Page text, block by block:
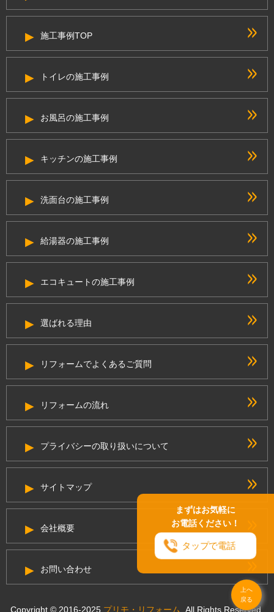
まずはお気軽に
お電話ください！
タップで電話
上へ
戻る
施工事例TOP
トイレの施工事例
お風呂の施工事例
キッチンの施工事例
洗面台の施工事例
給湯器の施工事例
エコキュートの施工事例
選ばれる理由
リフォームでよくあるご質問
リフォームの流れ
プライバシーの取り扱いについて
サイトマップ
会社概要
お問い合わせ
Copyright © 2016-2025 プリモ・リフォーム . All Rights Reserved.